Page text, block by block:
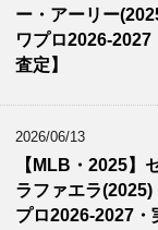
ー・アーリー
ワプロ2026-2027
査定】
2026/06/13
【MLB・2025】
ラファエラ(2025)
プロ2026-2027・